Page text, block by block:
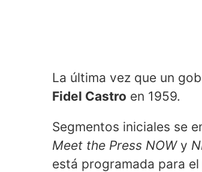
La última vez que un
Fidel Castro en 1959.
Segmentos iniciales se
Meet the Press NOWy
está programada para